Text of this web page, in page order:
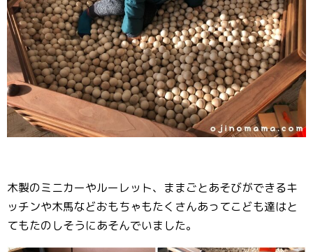
木製のミニカーやルーレット、ままごとあそびができるキ
ッチンや木馬などおもちゃもたくさんあってこども達はと
てもたのしそうにあそんでいました。